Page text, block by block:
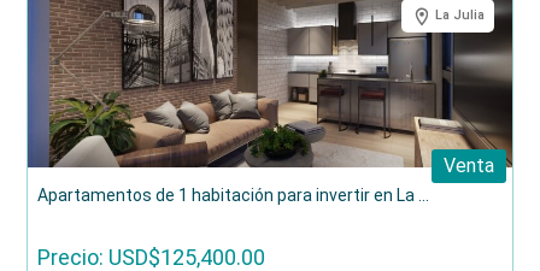
La Julia
Venta
Apartamentos de 1 habitación para invertir en La ...
Precio: USD$125,400.00